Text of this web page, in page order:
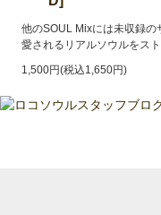
他のSOUL Mixには未収録
愛されるリアルソウルをス
1,500円(税込1,650円)